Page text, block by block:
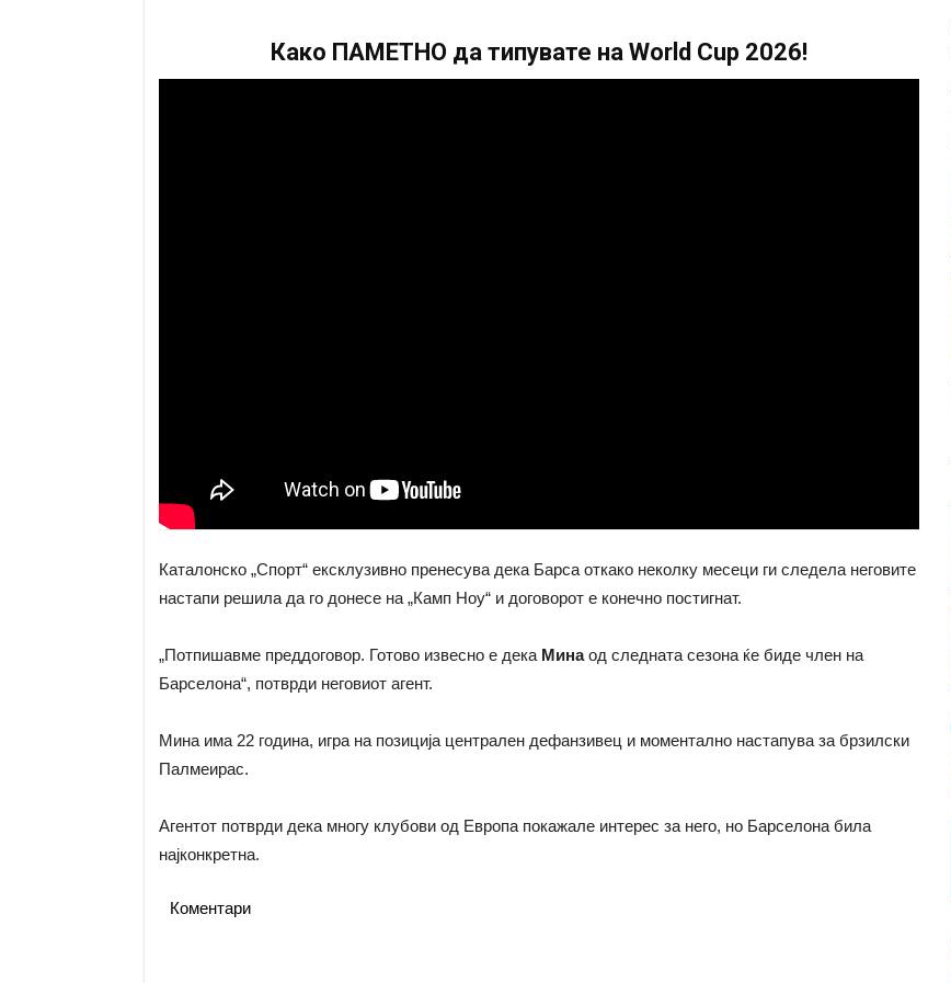
Како ПАМЕТНО да типувате на World Cup 2026!
Каталонско „Спорт“ ексклузивно пренесува дека Барса откако неколку месеци ги следела неговите
настапи решила да го донесе на „Камп Ноу“ и договорот е конечно постигнат.
„Потпишавме преддоговор. Готово извесно е дека Минаод следната сезона ќе биде член на
Барселона“, потврди неговиот агент.
Мина има 22 година, игра на позиција централен дефанзивец и моментално настапува за брзилски
Палмеирас.
Агентот потврди дека многу клубови од Европа покажале интерес за него, но Барселона била
најконкретна.
Коментари